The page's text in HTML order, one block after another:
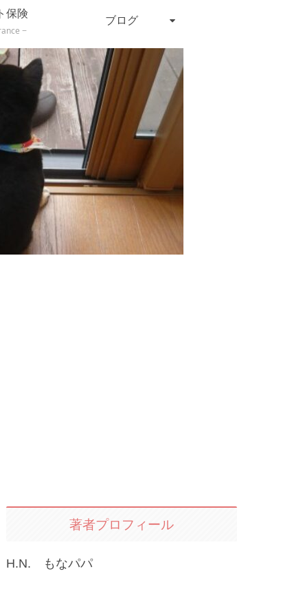
保険
ブログ
著者プロフィール
H.N. もなパパ